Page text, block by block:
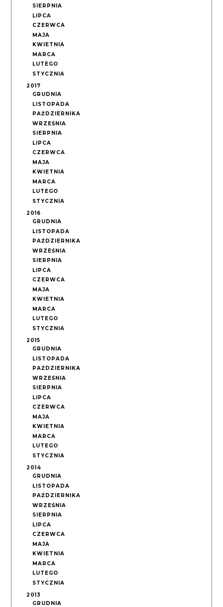
SIERPNIA
LIPCA
CZERWCA
MAJA
KWIETNIA
MARCA
LUTEGO
STYCZNIA
2017
GRUDNIA
LISTOPADA
PAŹDZIERNIKA
WRZEŚNIA
SIERPNIA
LIPCA
CZERWCA
MAJA
KWIETNIA
MARCA
LUTEGO
STYCZNIA
2016
GRUDNIA
LISTOPADA
PAŹDZIERNIKA
WRZEŚNIA
SIERPNIA
LIPCA
CZERWCA
MAJA
KWIETNIA
MARCA
LUTEGO
STYCZNIA
2015
GRUDNIA
LISTOPADA
PAŹDZIERNIKA
WRZEŚNIA
SIERPNIA
LIPCA
CZERWCA
MAJA
KWIETNIA
MARCA
LUTEGO
STYCZNIA
2014
GRUDNIA
LISTOPADA
PAŹDZIERNIKA
WRZEŚNIA
SIERPNIA
LIPCA
CZERWCA
MAJA
KWIETNIA
MARCA
LUTEGO
STYCZNIA
2013
GRUDNIA